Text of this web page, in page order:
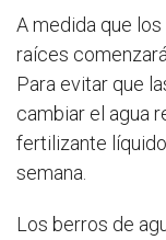
A medida que
raíces
Para evitar que
cambiar el agua
fertilizante
semana.
Los berros de